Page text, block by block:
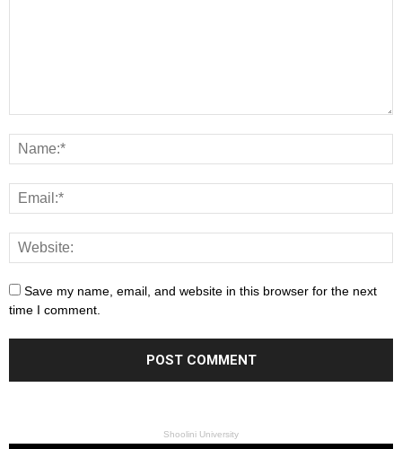
Save my name, email, and website in this browser for the next
time I comment.
Shoolini University